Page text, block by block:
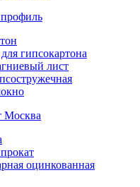
гипсокартона
лист
Москва
оцинкованная